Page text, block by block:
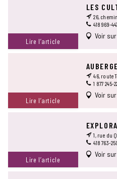
Lire l’article
LES
26,
418 969-
Voir
Lire l’article
46, route
1 877 245-
Voir
Lire l’article
1, rue du
418 763-
Voir